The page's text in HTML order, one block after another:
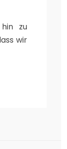
zu
wir